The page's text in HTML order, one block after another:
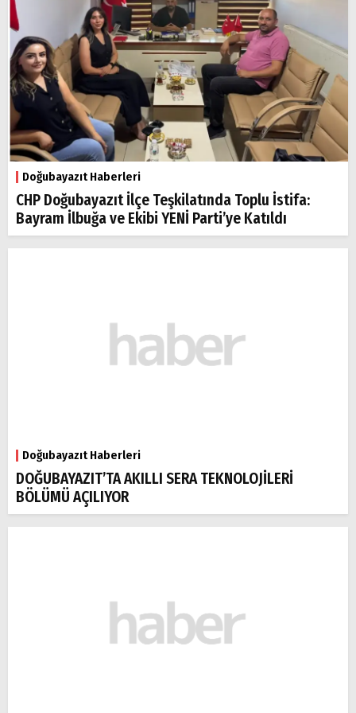
Doğubayazıt Haberleri
CHP Doğubayazıt İlçe Teşkilatında Toplu İstifa:
Bayram İlbuğa ve Ekibi YENİ Parti’ye Katıldı
Doğubayazıt Haberleri
DOĞUBAYAZIT’TA AKILLI SERA TEKNOLOJİLERİ
BÖLÜMÜ AÇILIYOR